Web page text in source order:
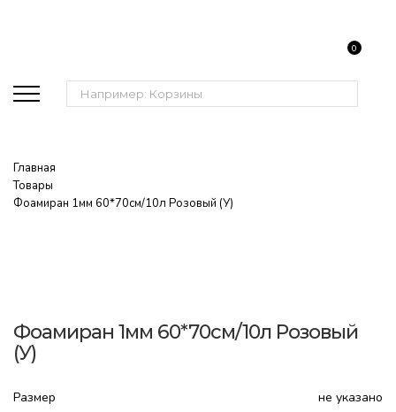
Поиск:
0
Главная
Товары
Фоамиран 1мм 60*70см/10л Розовый (У)
Фоамиран 1мм 60*70см/10л Розовый
(У)
Размер не указано